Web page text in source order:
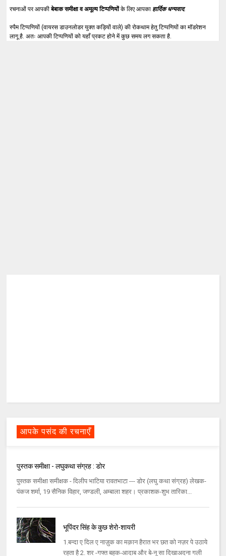
रचनाओं पर आपकीबेबाक समीक्षा व अमूल्य टिप्पणियोंके लिए आपका हार्दिक धन्यवाद.
स्पैम टिप्पणियों (वायरस डाउनलोडर युक्त कड़ियों वाले) की रोकथाम हेतु टिप्पणियों का मॉडरेशन
लागू है. अतः आपकी टिप्पणियों को यहाँ प्रकट होने में कुछ समय लग सकता है.
आपके पसंद की रचनाएँ
पुस्तक समीक्षा - लघुकथा संग्रह : डोर
पुस्‍तक समीक्षा समीक्षक - दिलीप भाटिया रावतभाटा --- डोर (लघु कथा संग्रह) लेखक-
पंकज शर्मा, 19 सैनिक विहार, जण्‍डली, अम्‍बाला शहर। प्रकाशक-शुभ तारिका...
भूपिंदर सिंह के कुछ शेरो-शायरी
1.बन्दा ए दिल ए नाज़ुक का मक़ान हैरात भर छत को नज़र पे उठाये
रहता है 2. शर -गफ्त बहक-आदाब और बे-नू सा दिखाअदना गली